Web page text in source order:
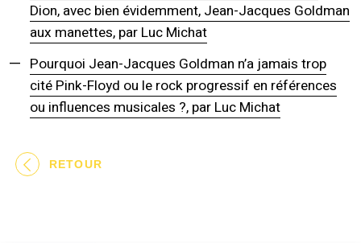
Dion, avec bien évidemment, Jean-Jacques Goldman
aux manettes, par Luc Michat
Pourquoi Jean-Jacques Goldman n’a jamais trop
cité Pink-Floyd ou le rock progressif en références
ou influences musicales ?, par Luc Michat
RETOUR